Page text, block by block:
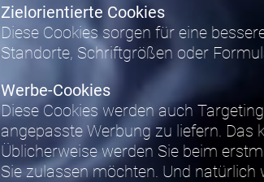
Zielorientierte Cookies
Diese Cookies sorgen für eine
Standorte, Schriftgrößen oder
Werbe-Cookies
Diese Cookies werden auch
angepasste Werbung zu liefern. Das
Üblicherweise werden Sie beim
Sie zulassen möchten. Und natürlich